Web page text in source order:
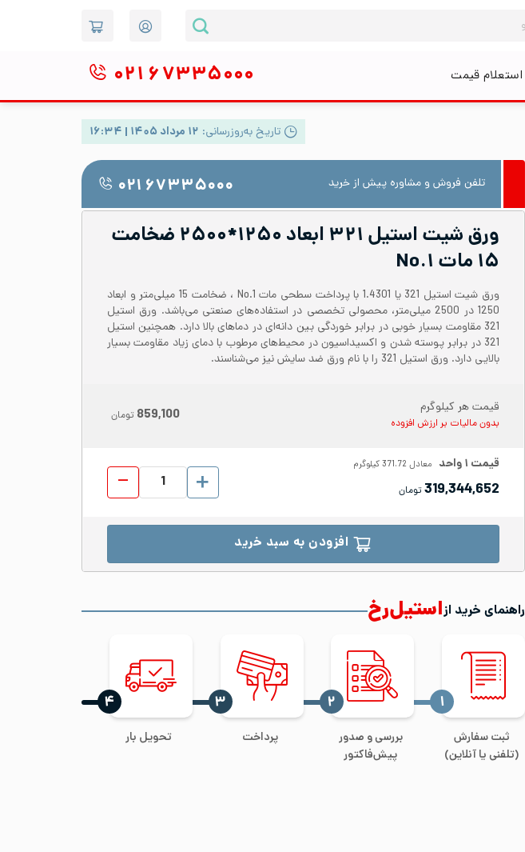
استعلام قیمت ۰۲۱ ۶۷۳۳۵۰۰۰
تاریخ به‌روزرسانی: ۱۲ مرداد ۱۴۰۵ | ۱۶:۳۴
تلفن فروش و مشاوره پیش از خرید ۰۲۱ ۶۷۳۳۵۰۰۰
ورق شیت استیل ۳۲۱ ابعاد ۱۲۵۰*۲۵۰۰ ضخامت
۱۵ مات No.۱
ورق شیت استیل 321 یا 1.4301 با پرداخت سطحی مات No.1 ، ضخامت 15 میلی‌متر و ابعاد
1250 در 2500 میلی‌متر، محصولی تخصصی در استفاده‌های صنعتی می‌باشد. ورق استیل
321 مقاومت بسیار خوبی در برابر خوردگی بین دانه‌ای در دماهای بالا دارد. همچنین استیل
321 در برابر پوسته شدن و اکسیداسیون در محیط‌های مرطوب با دمای زیاد مقاومت بسیار
بالایی دارد. ورق استیل 321 را با نام ورق ضد سایش نیز می‌شناسند.
قیمت هر کیلوگرم
بدون مالیات بر ارزش افزوده 859,100 تومان
قیمت ۱واحد معادل371.72کیلوگرم
319,344,652تومان
ورق شیت استیل 321 ابعاد 1250*2500 ضخامت 15 مات No.1 عدد
افزودن به سبد خرید
راهنمای خرید ازاستیل‌رخ
ثبت سفارش
(تلفنی یا آنلاین)
‍۱
بررسی و صدور
پیش‌فاکتور
‍۲
پرداخت
‍۳
تحویل بار
‍۴